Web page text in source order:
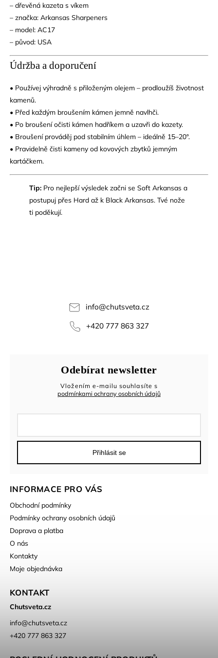
– dřevěná kazeta s víkem
– značka: Arkansas Sharpeners
– model: AC17
– původ: USA
Údržba a doporučení
• Používej výhradně s přiloženým olejem – prodloužíš životnost
kamenů.
• Před každým broušením kámen jemně navlhči.
• Po broušení očisti kámen hadříkem a uzavři do kazety.
• Broušení prováděj pod stabilním úhlem – ideálně 15–20°.
• Pravidelně čisti kameny od kovových zbytků jemným
kartáčkem.
Tip: Pro nejlepší výsledek začni se Soft Arkansas a
postupuj přes Hard až k Black Arkansas. Tvé nože
ti poděkují.
info@chutsveta.cz
+420 777 863 327
INFORMACE PRO VÁS
Obchodní podmínky
Podmínky ochrany osobních údajů
Doprava a platba
O nás
Kontakty
Moje objednávka
KONTAKT
Chutsveta.cz
info@chutsveta.cz
+420 777 863 327
Odebírat newsletter
Vložením e-mailu souhlasíte s
podmínkami ochrany osobních údajů
Přihlásit se